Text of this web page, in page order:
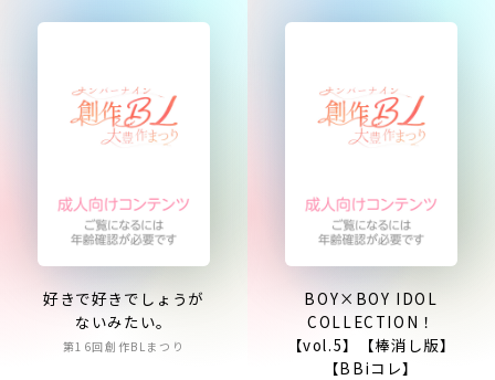
好きで好きでしょうが
ないみたい。
第16回創作BLまつり
BOY×BOY IDOL
COLLECTION！
【vol.5】【棒消し版】
【BBiコレ】